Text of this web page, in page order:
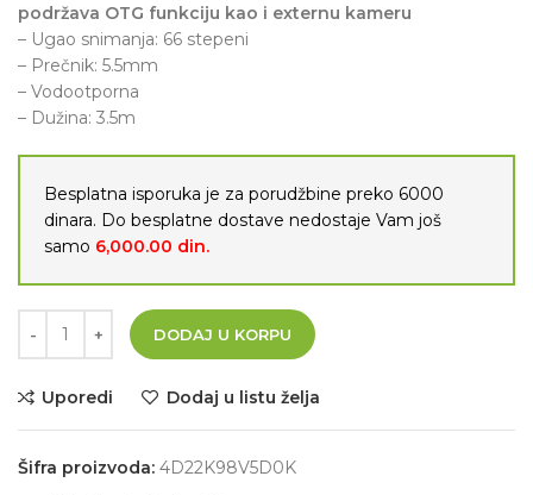
podržava OTG funkciju kao i externu kameru
– Ugao snimanja: 66 stepeni
– Prečnik: 5.5mm
– Vodootporna
– Dužina: 3.5m
Besplatna isporuka je za porudžbine preko 6000
dinara. Do besplatne dostave nedostaje Vam još
samo 6,000.00 din.
DODAJ U KORPU
Uporedi Dodaj u listu želja
Šifra proizvoda: 4D22K98V5D0K